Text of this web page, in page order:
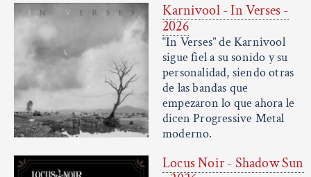
Karnivool - In Verses -
2026
“In Verses” de Karnivool
sigue fiel a su sonido y su
personalidad, siendo otras
de las bandas que
empezaron lo que ahora le
dicen Progressive Metal
moderno.
Locus Noir - Shadow Sun